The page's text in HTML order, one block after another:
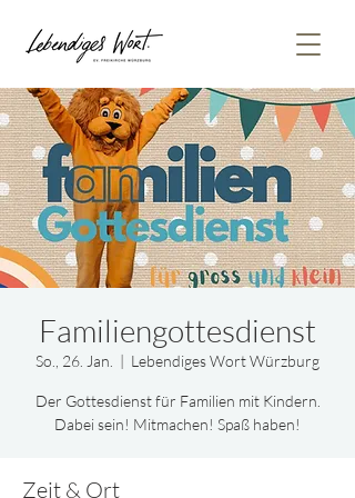
Familiengottesdienst
So., 26. Jan.
  |
Lebendiges Wort Würzburg
Der Gottesdienst für Familien mit Kindern.
Dabei sein! Mitmachen! Spaß haben!
Zeit & Ort